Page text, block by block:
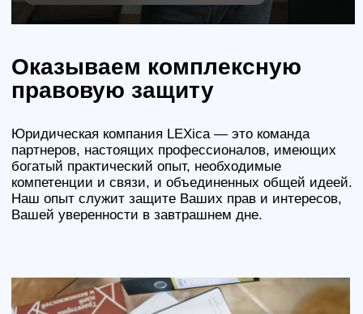
80+
нас квалифицированную
юридическую помощь
Наши услуги
Субсидиарная
обособленные
споры)
+
+